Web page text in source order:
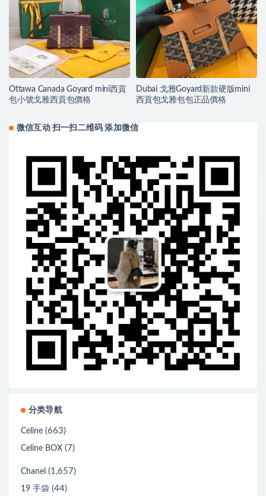
Ottawa Canada Goyard mini西貢
包小號戈雅西貢包價格
Dubai 戈雅Goyard新款硬版mini
西貢包戈雅包包正品價格
微信互动 扫一扫二维码 添加微信
分类导航
Celine (663)
Celine BOX (7)
Chanel (1,657)
19 手袋 (44)